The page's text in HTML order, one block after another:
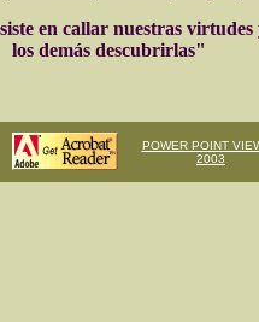
en callar nuestras
los demás descubrirlas"
POWER POINT
2003